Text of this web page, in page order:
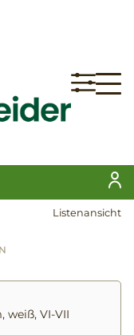
Listenansicht
weiß, VI-VII